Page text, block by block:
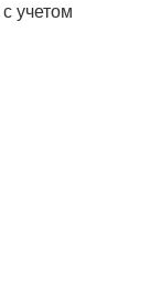
учетом